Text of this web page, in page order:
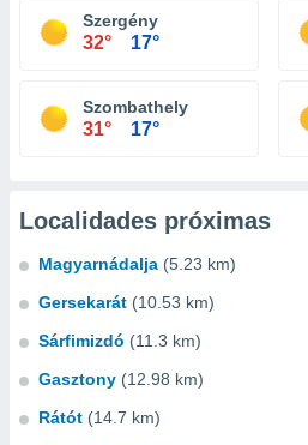
Szergény
32° 17°
Szombathely
31° 17°
Localidades próximas
Magyarnádalja (5.23 km)
Gersekarát (10.53 km)
Sárfimizdó (11.3 km)
Gasztony (12.98 km)
Rátót (14.7 km)